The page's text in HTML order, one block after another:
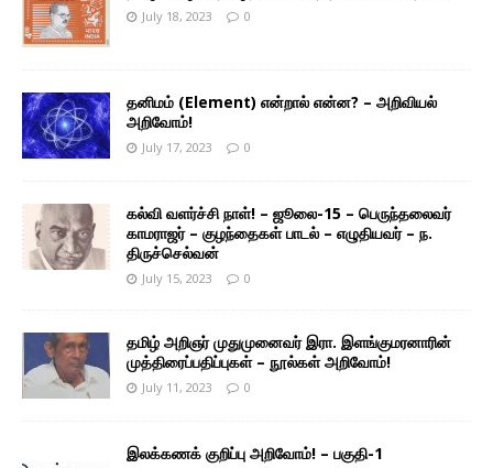
July 18, 2023 0
தனிமம் (Element) என்றால் என்ன? – அறிவியல்
அறிவோம்!
July 17, 2023 0
கல்வி வளர்ச்சி நாள்! – ஜூலை-15 – பெருந்தலைவர்
காமராஜர் – குழந்தைகள் பாடல் – எழுதியவர் – ந.
திருச்செல்வன்
July 15, 2023 0
தமிழ் அறிஞர் முதுமுனைவர் இரா. இளங்குமரனாரின்
முத்திரைப்பதிப்புகள் – நூல்கள் அறிவோம்!
July 11, 2023 0
இலக்கணக் குறிப்பு அறிவோம்! – பகுதி-1